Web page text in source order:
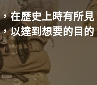
，在歷史上時有所
以達到想要的目